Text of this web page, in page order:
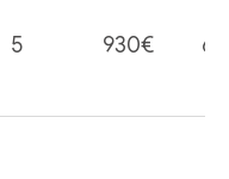
5 930€ 6